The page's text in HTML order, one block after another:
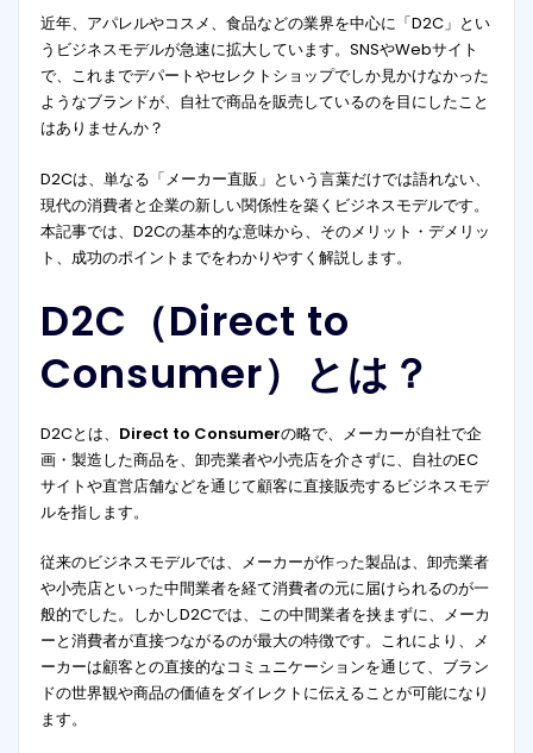
近年、アパレルやコスメ、食品などの業界を中心に「D2C」とい
うビジネスモデルが急速に拡大しています。SNSやWebサイト
で、これまでデパートやセレクトショップでしか見かけなかった
ようなブランドが、自社で商品を販売しているのを目にしたこと
はありませんか？
D2Cは、単なる「メーカー直販」という言葉だけでは語れない、
現代の消費者と企業の新しい関係性を築くビジネスモデルです。
本記事では、D2Cの基本的な意味から、そのメリット・デメリッ
ト、成功のポイントまでをわかりやすく解説します。
D2C（Direct to
Consumer）とは？
D2Cとは、 Direct to Consumerの略で、メーカーが自社で企
画・製造した商品を、卸売業者や小売店を介さずに、自社のEC
サイトや直営店舗などを通じて顧客に直接販売するビジネスモデ
ルを指します。
従来のビジネスモデルでは、メーカーが作った製品は、卸売業者
や小売店といった中間業者を経て消費者の元に届けられるのが一
般的でした。しかしD2Cでは、この中間業者を挟まずに、メーカ
ーと消費者が直接つながるのが最大の特徴です。これにより、メ
ーカーは顧客との直接的なコミュニケーションを通じて、ブラン
ドの世界観や商品の価値をダイレクトに伝えることが可能になり
ます。